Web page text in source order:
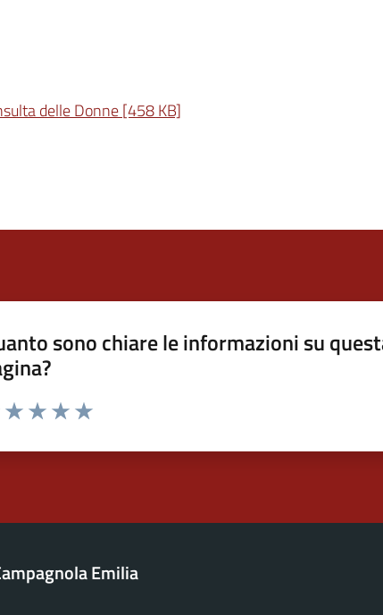
delle Donne [458 KB]
sono chiare le informazioni su
Emilia